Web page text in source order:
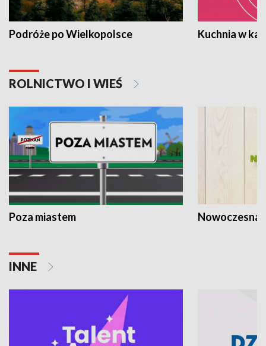
Podróże po Wielkopolsce Kuchnia w
ROLNICTWO I WIEŚ
Poza miastem Nowoczesna
INNE